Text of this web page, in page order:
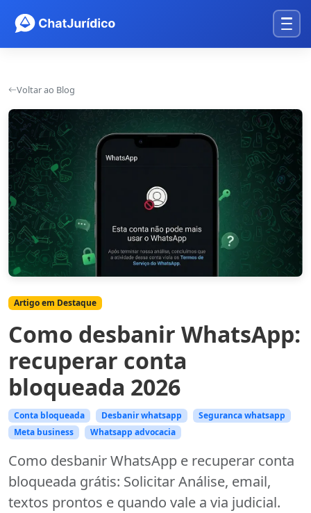
Voltar ao Blog
Artigo em Destaque
Como desbanir WhatsApp:
recuperar conta
bloqueada 2026
Conta bloqueada Desbanir whatsapp
Seguranca whatsapp
Meta business
Whatsapp advocacia
Como desbanir WhatsApp e recuperar conta
bloqueada grátis: Solicitar Análise, email,
textos prontos e quando vale a via judicial.